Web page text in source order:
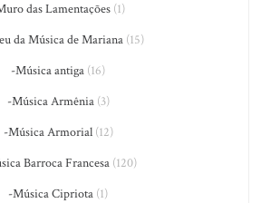
das Lamentações (1)
da Música de Mariana(15)
-Música antiga (16)
-Música Armênia(3)
-Música Armorial(12)
Barroca Francesa(120)
-Música Cipriota (1)